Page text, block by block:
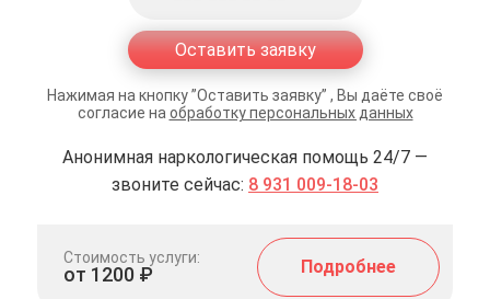
Оставить заявку
Нажимая на кнопку ”Оставить заявку” , Вы даёте своё
согласие на обработку персональных данных
Анонимная наркологическая помощь 24/7 —
звоните сейчас: 8 931 009-18-03
Стоимость услуги:
от 1200 ₽ Подробнее